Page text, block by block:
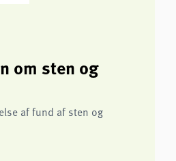
om sten og
af fund af sten og